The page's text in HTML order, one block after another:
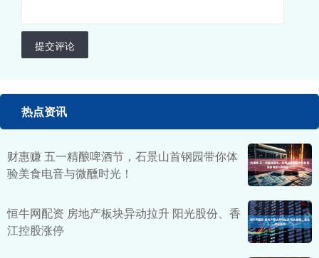
提交评论
热点资讯
财惠赚 五一精酿啤酒节，石景山首钢园带你体
验美食电音与微醺时光！
恒牛网配资 房地产板块异动拉升 阳光股份、香
江控股涨停